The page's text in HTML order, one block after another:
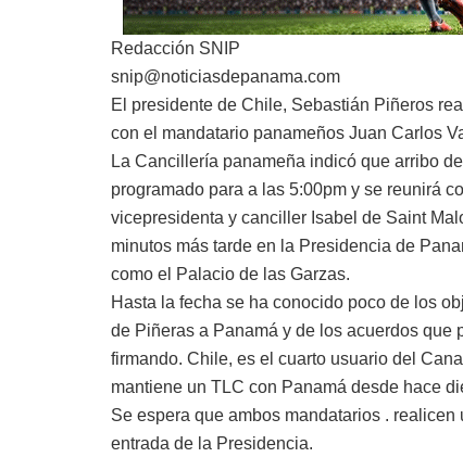
Redacción SNIP
snip@noticiasdepanama.com
El presidente de Chile, Sebastián Piñeros
con el mandatario panameños Juan Carlos
La Cancillería panameña indicó que arribo
programado para a las 5:00pm y se reunirá
vicepresidenta y canciller Isabel de Saint
minutos más tarde en la Presidencia de
como el Palacio de las Garzas.
Hasta la fecha se ha conocido poco de los
de Piñeras a Panamá y de los acuerdos que
firmando. Chile, es el cuarto usuario del
mantiene un TLC con Panamá desde hace
Se espera que ambos mandatarios .
entrada de la Presidencia.